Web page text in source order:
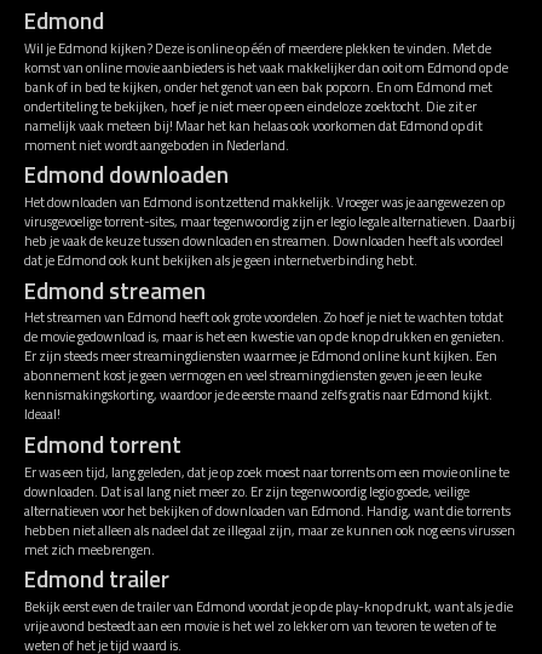
Edmond
Wil je Edmond kijken? Deze is online op één of meerdere plekken te vinden. Met de
komst van online movie aanbieders is het vaak makkelijker dan ooit om Edmond op de
bank of in bed te kijken, onder het genot van een bak popcorn. En om Edmond met
ondertiteling te bekijken, hoef je niet meer op een eindeloze zoektocht. Die zit er
namelijk vaak meteen bij! Maar het kan helaas ook voorkomen dat Edmond op dit
moment niet wordt aangeboden in Nederland.
Edmond downloaden
Het downloaden van Edmond is ontzettend makkelijk. Vroeger was je aangewezen op
virusgevoelige torrent-sites, maar tegenwoordig zijn er legio legale alternatieven. Daarbij
heb je vaak de keuze tussen downloaden en streamen. Downloaden heeft als voordeel
dat je Edmond ook kunt bekijken als je geen internetverbinding hebt.
Edmond streamen
Het streamen van Edmond heeft ook grote voordelen. Zo hoef je niet te wachten totdat
de movie gedownload is, maar is het een kwestie van op de knop drukken en genieten.
Er zijn steeds meer streamingdiensten waarmee je Edmond online kunt kijken. Een
abonnement kost je geen vermogen en veel streamingdiensten geven je een leuke
kennismakingskorting, waardoor je de eerste maand zelfs gratis naar Edmond kijkt.
Ideaal!
Edmond torrent
Er was een tijd, lang geleden, dat je op zoek moest naar torrents om een movie online te
downloaden. Dat is al lang niet meer zo. Er zijn tegenwoordig legio goede, veilige
alternatieven voor het bekijken of downloaden van Edmond. Handig, want die torrents
hebben niet alleen als nadeel dat ze illegaal zijn, maar ze kunnen ook nog eens virussen
met zich meebrengen.
Edmond trailer
Bekijk eerst even de trailer van Edmond voordat je op de play-knop drukt, want als je die
vrije avond besteedt aan een movie is het wel zo lekker om van tevoren te weten of te
weten of het je tijd waard is.